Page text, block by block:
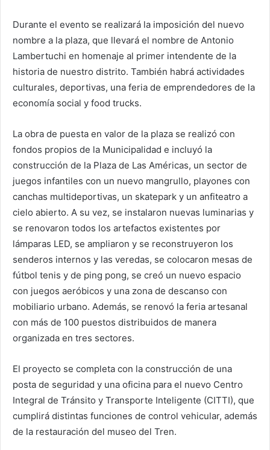
Durante el evento se realizará la imposición del nuevo
nombre a la plaza, que llevará el nombre de Antonio
Lambertuchi en homenaje al primer intendente de la
historia de nuestro distrito. También habrá actividades
culturales, deportivas, una feria de emprendedores de la
economía social y food trucks.
La obra de puesta en valor de la plaza se realizó con
fondos propios de la Municipalidad e incluyó la
construcción de la Plaza de Las Américas, un sector de
juegos infantiles con un nuevo mangrullo, playones con
canchas multideportivas, un skatepark y un anfiteatro a
cielo abierto. A su vez, se instalaron nuevas luminarias y
se renovaron todos los artefactos existentes por
lámparas LED, se ampliaron y se reconstruyeron los
senderos internos y las veredas, se colocaron mesas de
fútbol tenis y de ping pong, se creó un nuevo espacio
con juegos aeróbicos y una zona de descanso con
mobiliario urbano. Además, se renovó la feria artesanal
con más de 100 puestos distribuidos de manera
organizada en tres sectores.
El proyecto se completa con la construcción de una
posta de seguridad y una oficina para el nuevo Centro
Integral de Tránsito y Transporte Inteligente (CITTI), que
cumplirá distintas funciones de control vehicular, además
de la restauración del museo del Tren.